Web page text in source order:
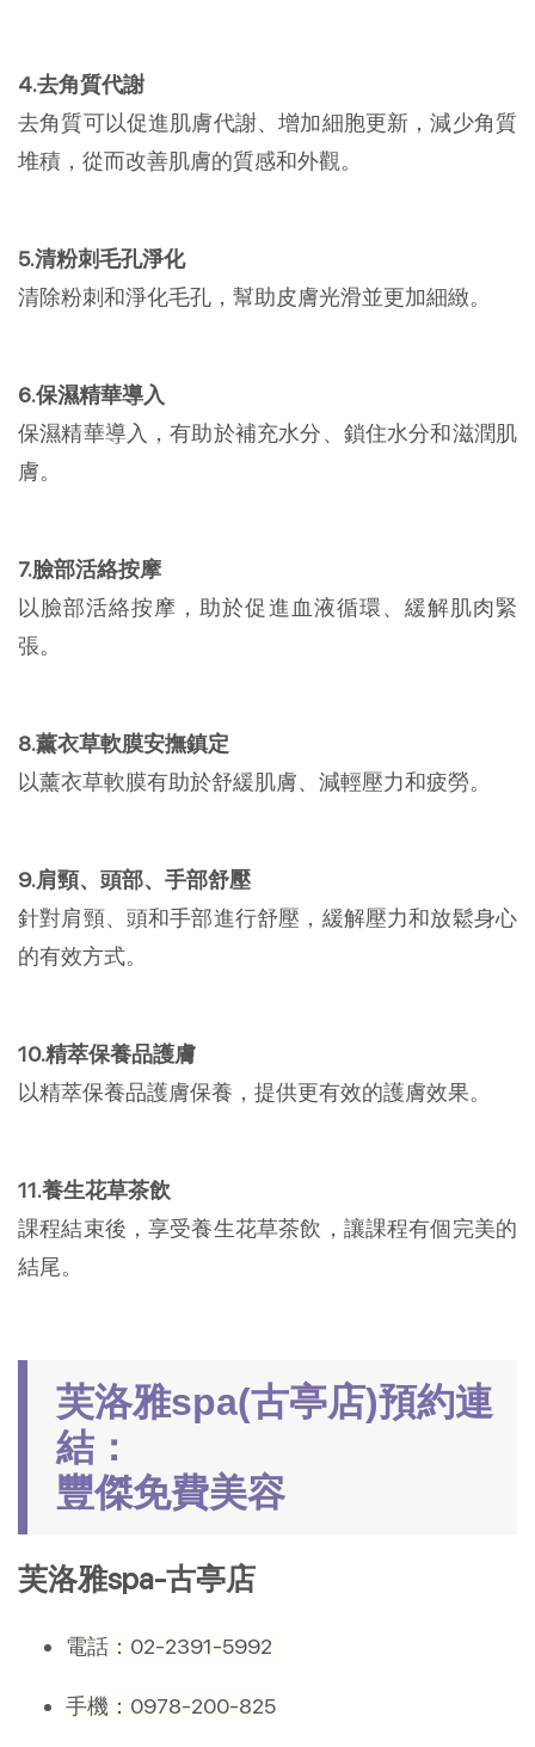
4.去角質代謝
去角質可以促進肌膚代謝、增加細胞更新，減少角質
堆積，從而改善肌膚的質感和外觀。
5.清粉刺毛孔淨化
清除粉刺和淨化毛孔，幫助皮膚光滑並更加細緻。
6.保濕精華導入
保濕精華導入，有助於補充水分、鎖住水分和滋潤肌
膚。
7.臉部活絡按摩
以臉部活絡按摩，助於促進血液循環、緩解肌肉緊
張。
8.薰衣草軟膜安撫鎮定
以薰衣草軟膜有助於舒緩肌膚、減輕壓力和疲勞。
9.肩頸、頭部、手部舒壓
針對肩頸、頭和手部進行舒壓，緩解壓力和放鬆身心
的有效方式。
10.精萃保養品護膚
以精萃保養品護膚保養，提供更有效的護膚效果。
11.養生花草茶飲
課程結束後，享受養生花草茶飲，讓課程有個完美的
結尾。
芙洛雅spa(古亭店)預約連
結：
豐傑免費美容
芙洛雅spa-古亭店
電話：02-2391-5992
手機：0978-200-825